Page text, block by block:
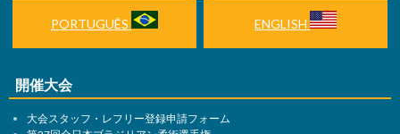
シ
ョ
ン
PORTUGUÊS ENGLISH
開催大会
大会スタッフ・レフリー登録申請フォーム